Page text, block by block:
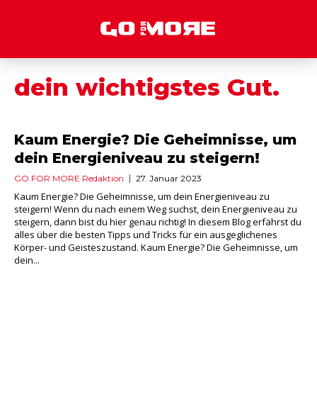
dein wichtigstes Gut.
Kaum Energie? Die Geheimnisse, um
dein Energieniveau zu steigern!
GO FOR MORE Redaktion 27. Januar 2023
Kaum Energie? Die Geheimnisse, um dein Energieniveau zu
steigern! Wenn du nach einem Weg suchst, dein Energieniveau zu
steigern, dann bist du hier genau richtig! In diesem Blog erfährst du
alles über die besten Tipps und Tricks für ein ausgeglichenes
Körper- und Geisteszustand. Kaum Energie? Die Geheimnisse, um
dein...